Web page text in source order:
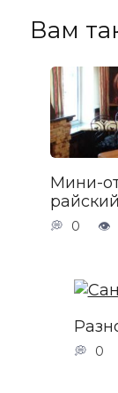
Вам
Мини-
0
0